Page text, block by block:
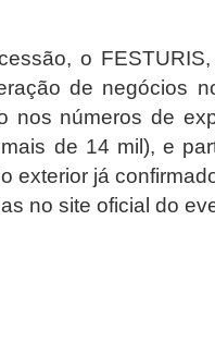
o
de negócios
nos números de
de 14 mil), e
exterior já
no site oficial do